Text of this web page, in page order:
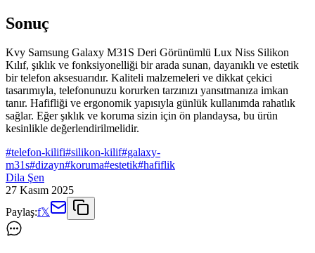
Sonuç
Kvy Samsung Galaxy M31S Deri Görünümlü Lux Niss Silikon
Kılıf, şıklık ve fonksiyonelliği bir arada sunan, dayanıklı ve estetik
bir telefon aksesuarıdır. Kaliteli malzemeleri ve dikkat çekici
tasarımıyla, telefonunuzu korurken tarzınızı yansıtmanıza imkan
tanır. Hafifliği ve ergonomik yapısıyla günlük kullanımda rahatlık
sağlar. Eğer şıklık ve koruma sizin için ön plandaysa, bu ürün
kesinlikle değerlendirilmelidir.
#telefon-kilifi#silikon-kilif#galaxy-
m31s#dizayn#koruma#estetik#hafiflik
Dila Şen
27 Kasım 2025
Paylaş:f𝕏